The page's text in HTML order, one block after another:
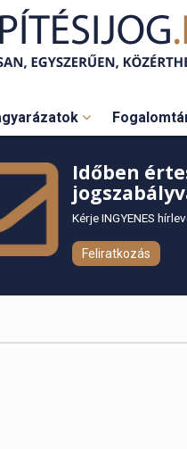
Időben
Kérje INGYENES
Feliratkozás